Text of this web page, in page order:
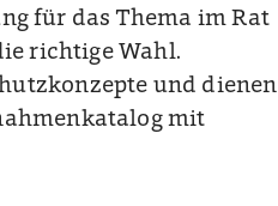
für das Thema im Rat
richtige Wahl.
und dienen
mit